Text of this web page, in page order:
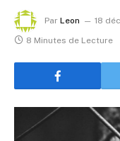
Par Leon 18
8 Minutes de Lecture